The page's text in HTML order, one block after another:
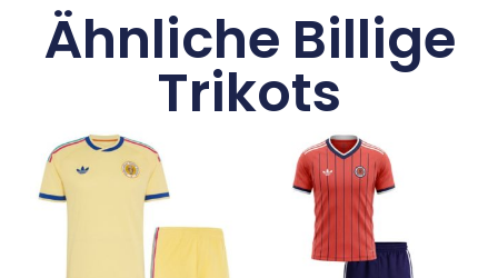
Ähnliche Billige
Trikots